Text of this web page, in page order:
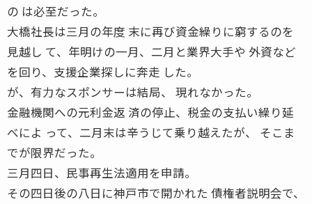
の は必至だった。
大橋社長は三月の年度 末に再び資金繰りに窮するのを
見越し て、年明けの一月、二月と業界大手や 外資など
を回り、支援企業探しに奔走 した。
が、有力なスポンサーは結局、 現れなかった。
金融機関への元利金返 済の停止、税金の支払い繰り延
べによ って、二月末は辛うじて乗り越えたが、 そこま
でが限界だった。
三月四日、民事再生法適用を申請。
その四日後の八日に神戸市で開かれた 債権者説明会で、